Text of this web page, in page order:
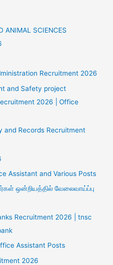
ANIMAL SCIENCES
Recruitment 2026
and Safety project
2026 | Office
and Records Recruitment
Assistant and Various Posts
ஒன்றியத்தில் வேலைவாய்ப்பு
Recruitment 2026 | tnsc
Assistant Posts
2026